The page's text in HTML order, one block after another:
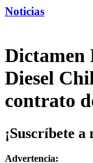
Noticias
Dictamen
Diesel
contrato
¡Suscríbete
Advertencia: